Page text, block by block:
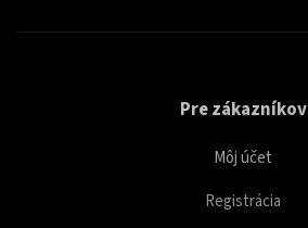
Pre zákazníkov
Môj účet
Registrácia